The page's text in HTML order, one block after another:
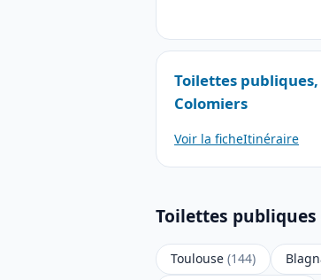
Toilettes
Colomiers
Voir la ficheItinéraire
Toilettes
Toulouse (144)